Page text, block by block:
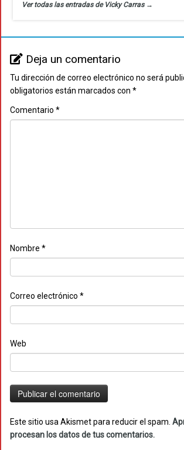
Ver todas las entradas de Vicky Carras →
Deja un comentario
Tu dirección de correo electrónico no será
obligatorios están marcados con *
Comentario *
Nombre *
Correo electrónico *
Web
Este sitio usa Akismet para reducir el spam.
procesan los datos de tus comentarios.